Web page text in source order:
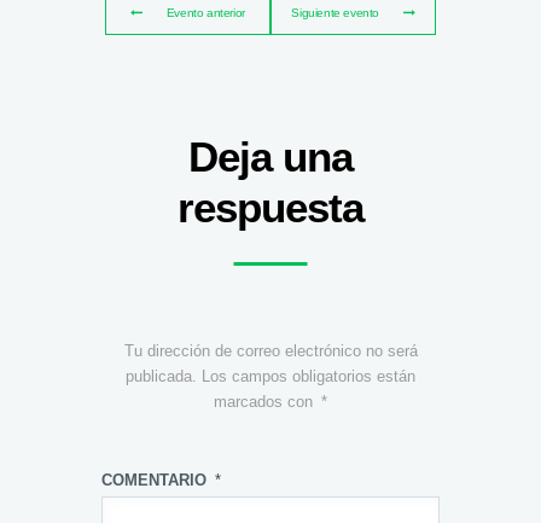
Evento anterior Siguiente evento
Deja una
respuesta
Tu dirección de correo electrónico no será
publicada.
Los campos obligatorios están
marcados con *
COMENTARIO *